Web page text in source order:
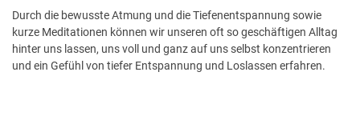
Durch die bewusste Atmung und die Tiefenentspannung sowie
kurze Meditationen können wir unseren oft so geschäftigen Alltag
hinter uns lassen, uns voll und ganz auf uns selbst konzentrieren
und ein Gefühl von tiefer Entspannung und Loslassen erfahren.